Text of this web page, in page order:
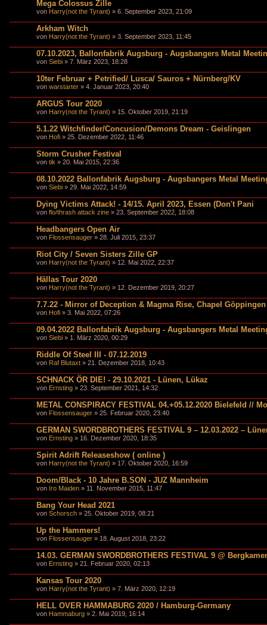
Mega Colossus Zille
von Harry(not the Tyrant) » 6. September 2023, 21:09
Arkham Witch
von Harry(not the Tyrant) » 3. September 2023, 11:45
07.10.2023, Ballonfabrik Augsburg - Augsbangers Metal Meetin
von Siebi » 7. März 2023, 18:28
10ter Februar + Petrified/ Lusca/ Sauros + Nürnberg/KV
von warstarter » 4. Januar 2023, 20:40
ARGUS Tour 2020
von Harry(not the Tyrant) » 15. Oktober 2019, 21:19
5.1.22 Witchfinder/Concusion/Demons Dream - Geislingen
von Hofi » 25. Dezember 2022, 11:46
Storm Crusher Festival
von tik » 20. Mai 2015, 22:36
08.10.2022 Ballonfabrik Augsburg - Augsbangers Metal
von Siebi » 29. Mai 2022, 14:59
Dying Victims Attack! - 14/15. April 2023, Essen (Don't Pani
von flo/thrash attack zine » 23. September 2022, 18:08
Headbangers Open Air
von Flossensauger » 28. Juli 2015, 23:37
Riot City / Seven Sisters Zille GP
von Harry(not the Tyrant) » 12. Mai 2022, 22:37
Hällas Tour 2020
von Harry(not the Tyrant) » 12. Dezember 2019, 20:27
7.7.22 - Mirror of Deception & Magma Rise, Chapel Göppingen
von Hofi » 3. Mai 2022, 07:26
09.04.2022 Ballonfabrik Augsburg - Augsbangers Metal
von Siebi » 1. März 2020, 00:29
Riddle Of Steel III - 07.12.2019
von Raf Blutaxt » 21. Dezember 2018, 10:43
SCHNACK ÖR DIE! - 29.10.2021 - Lünen, Lükaz
von Ernsting » 23. September 2021, 14:32
METAL CONSPIRACY FESTIVAL 04.+05.12.2020 Bielefeld //
von Flossensauger » 25. Februar 2020, 23:40
GERMAN SWORDBROTHERS FESTIVAL 9 – 12.03.2022 –
von Ernsting » 16. Dezember 2020, 18:35
Spirit Adrift Releaseshow ( online )
von Harry(not the Tyrant) » 17. Oktober 2020, 16:59
Doom/Black - 10 Jahre B.SON - JUZ Mannheim
von Iro Maiden » 11. November 2015, 11:47
Bang Your Head 2021
von Schorsch » 25. Oktober 2019, 08:21
Up the Hammers!
von Flossensauger » 18. August 2018, 23:22
14.03. GERMAN SWORDBROTHERS FESTIVAL 9 @
von Ernsting » 21. Februar 2020, 02:13
Kansas Tour 2020
von Harry(not the Tyrant) » 7. März 2020, 12:19
HELL OVER HAMMABURG 2020 / Hamburg-Germany
von Hammaburg » 2. Mai 2019, 16:14